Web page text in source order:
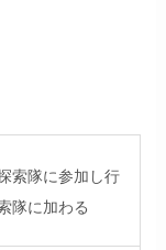
索隊に参加し行
隊に加わる